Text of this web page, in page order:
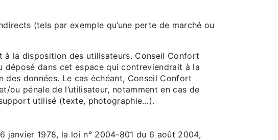
(tels par exemple qu’une perte de marché ou
à la disposition des utilisateurs. Conseil Confort
déposé dans cet espace qui contreviendrait à la
données. Le cas échéant, Conseil Confort
ou pénale de l’utilisateur, notamment en cas de
utilisé (texte, photographie…).
janvier 1978, la loi n° 2004-801 du 6 août 2004,